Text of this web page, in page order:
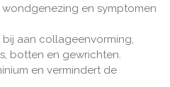
wondgenezing en symptomen
aan collageenvorming,
botten en gewrichten.
en vermindert de